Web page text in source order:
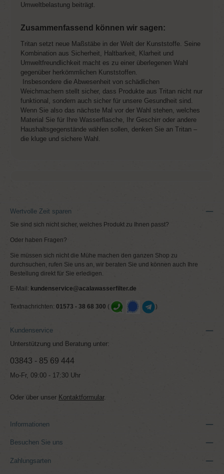
Umweltbelastung beiträgt.
Zusammenfassend können wir sagen:
Tritan setzt neue Maßstäbe in der Welt der Kunststoffe. Seine
Kombination aus Sicherheit, Haltbarkeit, Klarheit und
Umweltfreundlichkeit macht es zu einer überlegenen Wahl
gegenüber herkömmlichen Kunststoffen.
Insbesondere die Abwesenheit von schädlichen
Weichmachern stellt sicher, dass Produkte aus Tritan nicht nur
funktional, sondern auch sicher für unsere Gesundheit sind.
Wenn Sie also das nächste Mal vor der Wahl stehen, welches
Material Sie für Ihre Wasserflasche, Ihr Geschirr oder andere
Haushaltsgegenstände wählen sollen, denken Sie an Tritan –
die kluge und sichere Wahl.
Wertvolle Zeit sparen
Sie sind sich nicht sicher, welches Produkt zu Ihnen passt?
Oder haben Fragen?
Sie müssen sich nicht die Mühe machen den ganzen Shop zu
durchsuchen, rufen Sie uns an, wir beraten Sie und können auch Ihre
Bestellung direkt für Sie erledigen.
E-Mail: kundenservice@acalawasserfilter.de
Textnachrichten: 01573 - 38 68 300 ( )
Informationen
Kundenservice
Unterstützung und Beratung unter:
03843 - 85 69 444
Mo-Fr, 09:00 - 17:30 Uhr
Oder über unser Kontaktformular.
Besuchen Sie uns
Zahlungsarten